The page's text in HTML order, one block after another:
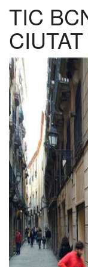
TIC